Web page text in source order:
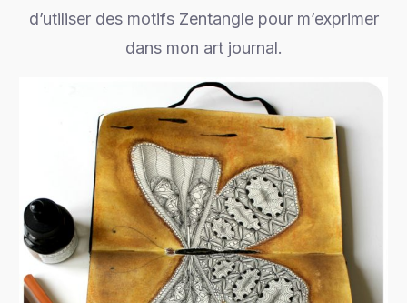
d’utiliser des motifs Zentangle pour m’exprimer
dans mon art journal.